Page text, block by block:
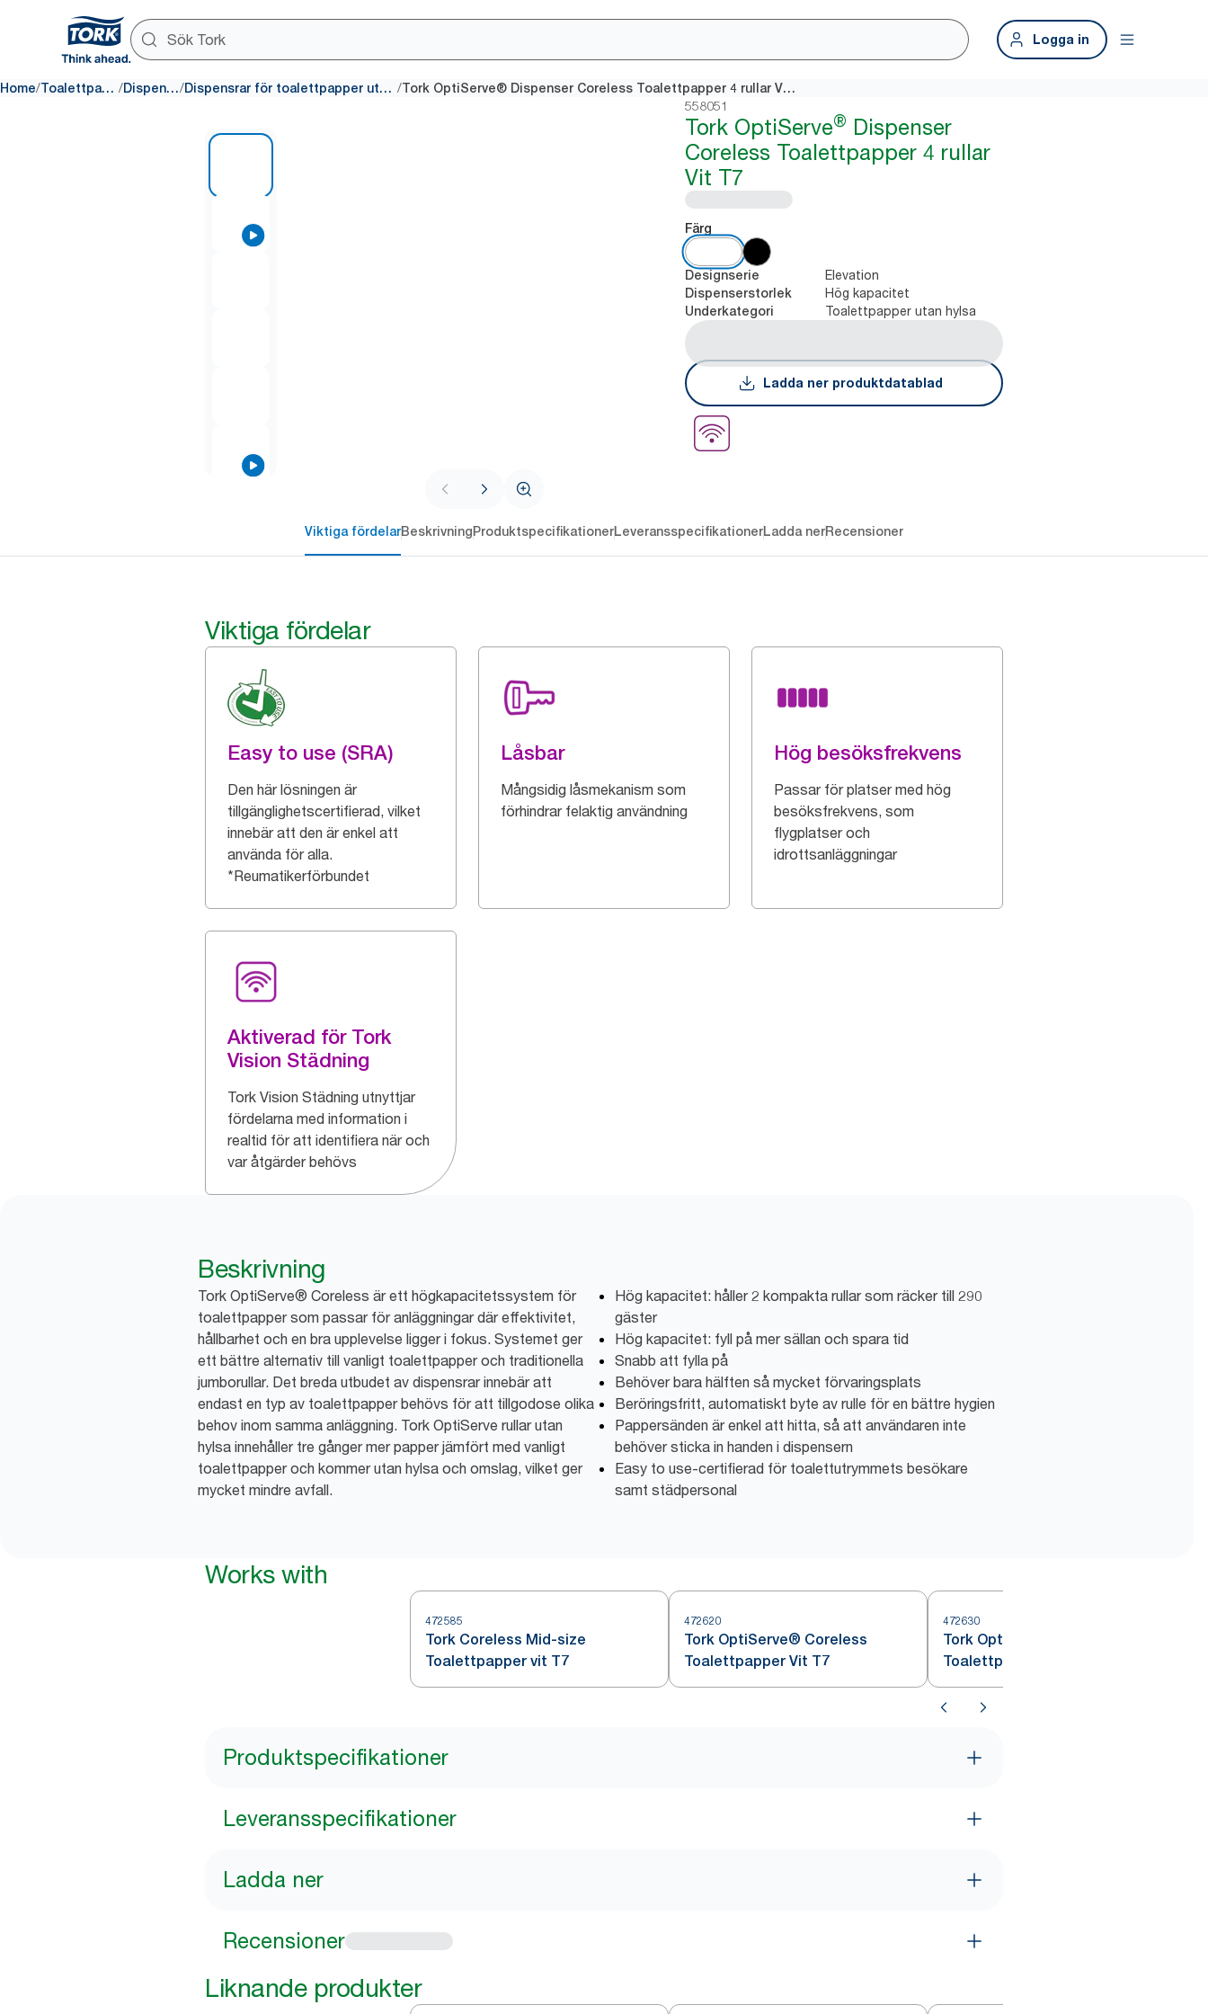
Logga in
Home/ Toalettpapper / Dispensrar/ Dispensrar för toalettpapper utan hylsa / Tork OptiServe® Dispenser Coreless Toalettpapper 4 rullar Vit T7
558051
Tork OptiServe® Dispenser
Coreless Toalettpapper 4 rullar
Vit T7
Färg
Designserie Elevation
Dispenserstorlek Hög kapacitet
Underkategori Toalettpapper utan hylsa
Ladda ner produktdatablad
Viktiga fördelarBeskrivningProduktspecifikationerLeveransspecifikationerLadda nerRecensioner
Viktiga fördelar
Easy to use (SRA)
Den här lösningen är
tillgänglighetscertifierad, vilket
innebär att den är enkel att
använda för alla.
*Reumatikerförbundet
Låsbar
Mångsidig låsmekanism som
förhindrar felaktig användning
Hög besöksfrekvens
Passar för platser med hög
besöksfrekvens, som
flygplatser och
idrottsanläggningar
Aktiverad för Tork
Vision Städning
Tork Vision Städning utnyttjar
fördelarna med information i
realtid för att identifiera när och
var åtgärder behövs
Beskrivning
Tork OptiServe® Coreless är ett högkapacitetssystem för
toalettpapper som passar för anläggningar där effektivitet,
hållbarhet och en bra upplevelse ligger i fokus. Systemet ger
ett bättre alternativ till vanligt toalettpapper och traditionella
jumborullar. Det breda utbudet av dispensrar innebär att
endast en typ av toalettpapper behövs för att tillgodose olika
behov inom samma anläggning. Tork OptiServe rullar utan
hylsa innehåller tre gånger mer papper jämfört med vanligt
toalettpapper och kommer utan hylsa och omslag, vilket ger
mycket mindre avfall.
Hög kapacitet: håller 2 kompakta rullar som räcker till 290
gäster
Hög kapacitet: fyll på mer sällan och spara tid
Snabb att fylla på
Behöver bara hälften så mycket förvaringsplats
Beröringsfritt, automatiskt byte av rulle för en bättre hygien
Pappersänden är enkel att hitta, så att användaren inte
behöver sticka in handen i dispensern
Easy to use-certifierad för toalettutrymmets besökare
samt städpersonal
Works with
472585
Tork Coreless Mid-size
Toalettpapper vit T7
472620
Tork OptiServe® Coreless
Toalettpapper Vit T7
472630
Tork OptiServe® Coreless
Toalettpapper Vit T7
Produktspecifikationer
Leveransspecifikationer
Ladda ner
Recensioner
Liknande produkter